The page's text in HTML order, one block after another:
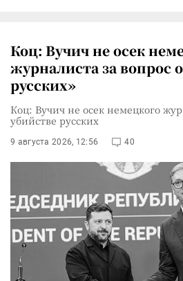
Коц: Вучич не осек
журналиста за вопрос
русских»
Коц: Вучич не осек немецкого
убийстве русских
9 августа 2026, 12:56 40